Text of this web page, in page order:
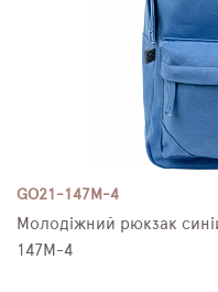
GO21-147M-4
Молодіжний рюкзак
147M-4